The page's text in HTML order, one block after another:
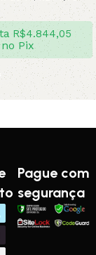
R$4.844,05
no Pix
Pague com
segurança